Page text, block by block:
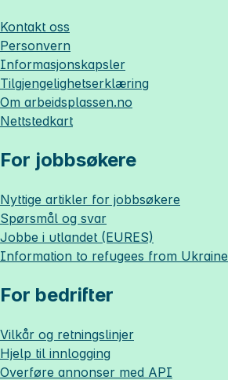
Kontakt oss
Personvern
Informasjonskapsler
Tilgjengelighetserklæring
Om arbeidsplassen.no
Nettstedkart
For jobbsøkere
Nyttige artikler for jobbsøkere
Spørsmål og svar
Jobbe i utlandet (EURES)
Information to refugees from Ukraine
For bedrifter
Vilkår og retningslinjer
Hjelp til innlogging
Overføre annonser med API